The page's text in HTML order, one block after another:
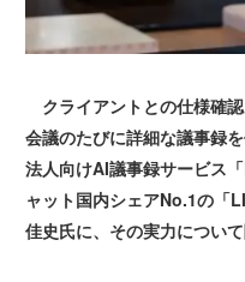
クライアントとの仕様確
会議のたびに詳細な議事録
法人向けAI議事録サービス
ャット国内シェアNo.1の「
佳史氏に、その実力について